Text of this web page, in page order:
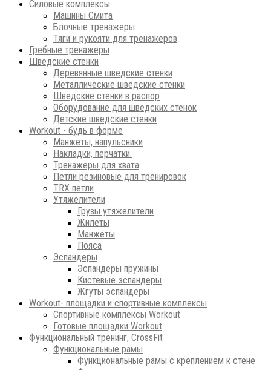
Силовые комплексы
Машины Смита
Блочные тренажеры
Тяги и рукояти для тренажеров
Гребные тренажеры
Шведские стенки
Деревянные шведские стенки
Металлические шведские стенки
Шведские стенки в распор
Оборудование для шведских стенок
Детские шведские стенки
Workout - будь в форме
Манжеты, напульсники
Накладки, перчатки.
Тренажеры для хвата
Петли резиновые для тренировок
ТRХ петли
Утяжелители
Грузы утяжелители
Жилеты
Манжеты
Пояса
Эспандеры
Эспандеры пружины
Кистевые эспандеры
Жгуты эспандеры
Workout- площадки и спортивные комплексы
Спортивные комплексы Workout
Готовые площадки Workout
Функциональный тренинг, CrossFit
Функциональные рамы
Функциональные рамы с креплением к стене